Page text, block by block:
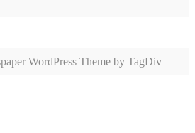
WordPress Theme by TagDiv